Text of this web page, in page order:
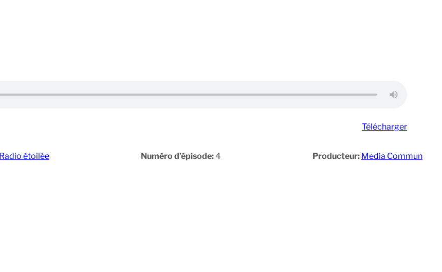
Télécharger
Radio étoilée Numéro d’épisode:4 Producteur: Media Commun